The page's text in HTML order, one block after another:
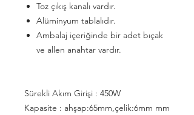
Toz çıkış kanalı vardır.
Alüminyum tablalıdır.
Ambalaj içeriğinde bir adet bıçak
ve allen anahtar vardır.
Sürekli Akım Girişi : 450W
Kapasite : ahşap:65mm,çelik:6mm mm